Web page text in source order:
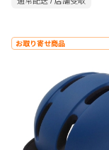
お取り寄せ商品